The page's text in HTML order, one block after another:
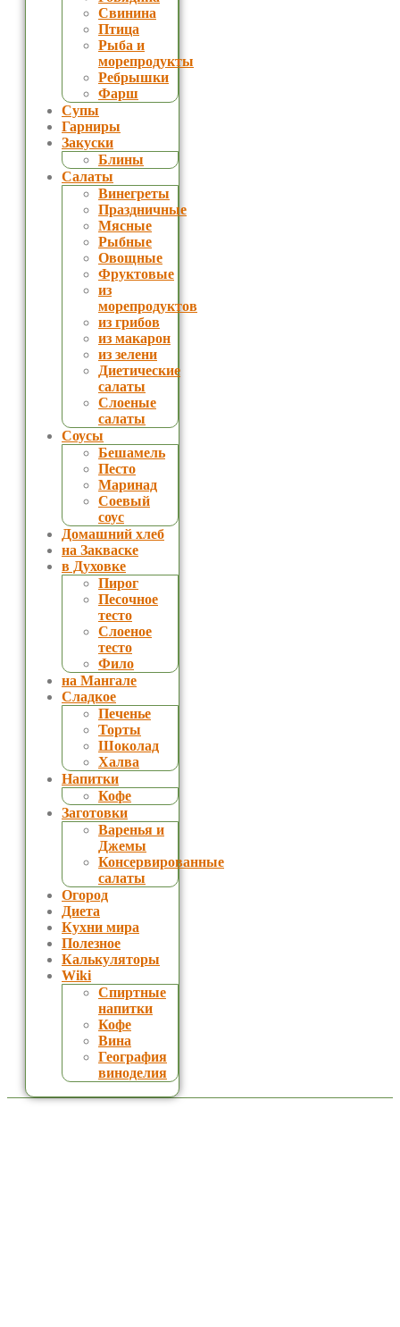
Свинина
Птица
Рыба и
морепродукты
Ребрышки
Фарш
Супы
Гарниры
Закуски
Блины
Салаты
Винегреты
Праздничные
Мясные
Рыбные
Овощные
Фруктовые
из
морепродуктов
из грибов
из макарон
из зелени
Диетические
салаты
Слоеные
салаты
Соусы
Бешамель
Песто
Маринад
Соевый
соус
Домашний хлеб
на Закваске
в Духовке
Пирог
Песочное
тесто
Слоеное
тесто
Фило
на Мангале
Сладкое
Печенье
Торты
Шоколад
Халва
Напитки
Кофе
Заготовки
Варенья и
Джемы
Консервированные
салаты
Огород
Диета
Кухни мира
Полезное
Калькуляторы
Wiki
Спиртные
напитки
Кофе
Вина
География
виноделия